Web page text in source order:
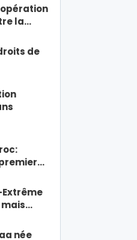
opération
la…
de
mais…
née